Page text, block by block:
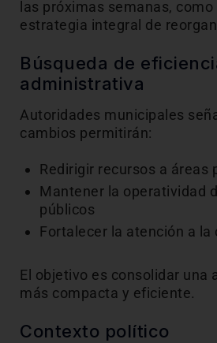
las próximas semanas,
estrategia integral de
Búsqueda de
administrativa
Autoridades municipales
cambios permitirán:
Redirigir recursos a áreas
Mantener la operatividad
públicos
Fortalecer la atención a la
El objetivo es consolidar una
más compacta y eficiente.
Contexto político